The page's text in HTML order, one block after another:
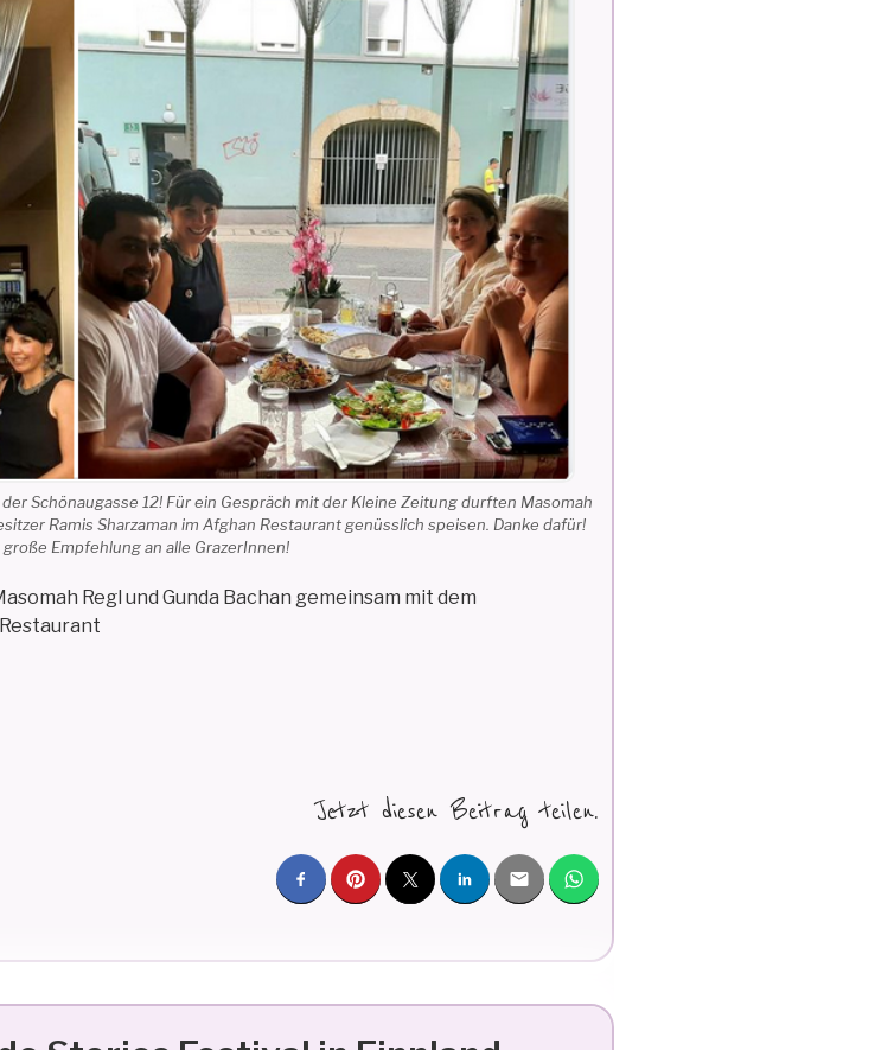
Schönaugasse 12! Für ein Gespräch mit der Kleine Zeitung durften Masomah
Ramis Sharzaman im Afghan Restaurant genüsslich speisen. Danke dafür!
Empfehlung an alle GrazerInnen!
Regl und Gunda Bachan gemeinsam mit dem
Jetzt diesen Beitrag teilen.